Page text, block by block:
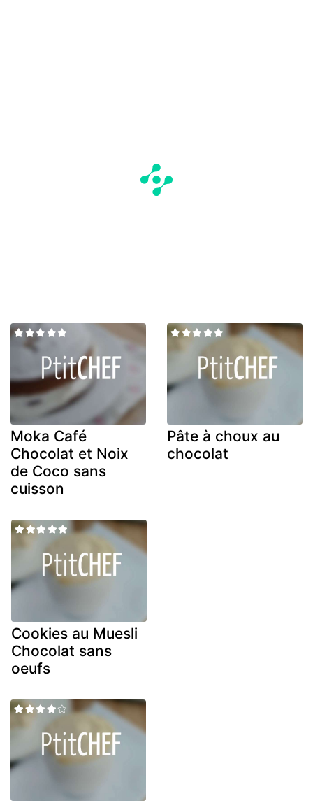
Moka Café
Chocolat et Noix
de Coco sans
cuisson
Pâte à choux au
chocolat
Cookies au Muesli
Chocolat sans
oeufs